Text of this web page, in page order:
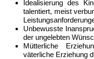
Idealisierung des
talentiert, meist
Unbewusste
der ungelebten
Mütterliche
väterliche Erziehung